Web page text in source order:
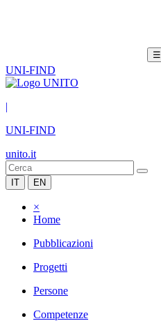
☰
UNI-FIND
|
UNI-FIND
unito.it
IT EN
×
Home
Pubblicazioni
Progetti
Persone
Competenze